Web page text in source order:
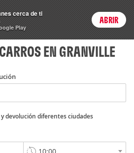
Login
EN GRANVILLE
devolución diferentes ciudades
cerca de ti
Play
ABRIR